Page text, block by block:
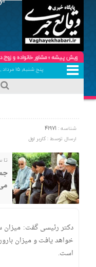
پیشه ؛ مشاور خانواده و زوج درمانگر
پنج شنبه, ۱۵ مرداد , ۱۴۰۵ برابر با 22 صفر 1448 - Thursday, 6 August , 2026
شناسه :41971
ارسال توسط :کاربر اول
است.